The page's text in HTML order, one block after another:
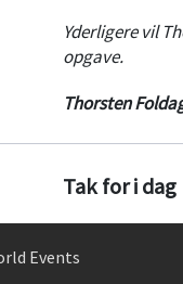
Yderligere vil
opgave.
Thorsten
Tak for i dag
Events